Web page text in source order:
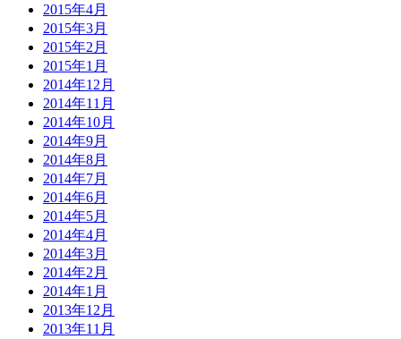
2015年4月
2015年3月
2015年2月
2015年1月
2014年12月
2014年11月
2014年10月
2014年9月
2014年8月
2014年7月
2014年6月
2014年5月
2014年4月
2014年3月
2014年2月
2014年1月
2013年12月
2013年11月